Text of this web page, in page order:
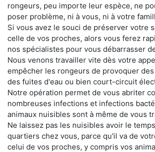
rongeurs, peu importe leur espèce, ne
poser problème, ni à vous, ni à votre
Si vous avez le souci de préserver votre
celle de vos proches, alors vous ferez
nos spécialistes pour vous débarrasser
Nous venons travailler vite dès votre
empêcher les rongeurs de provoquer
des fuites d'eau ou bien court-circuit
Notre opération permet de vous abriter
nombreuses infections et infections
animaux nuisibles sont à même de vous
Ne laissez pas les nuisibles avoir le
quartiers chez vous, parce qu'il va de
celui de vos proches, y compris vos